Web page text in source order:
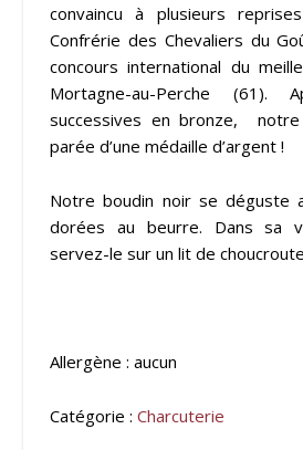
convaincu à plusieurs
Confrérie des Chevaliers du
concours international du
Mortagne-au-Perche (61).
successives en bronze, notre
parée d’une médaille d’argent !
Notre boudin noir se déguste
dorées au beurre. Dans sa
servez-le sur un lit de
Allergène : aucun
Catégorie : Charcuterie